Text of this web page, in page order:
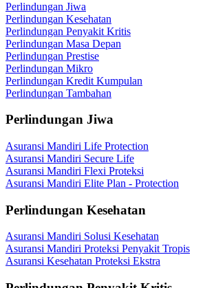
Perlindungan Jiwa
Perlindungan Kesehatan
Perlindungan Penyakit Kritis
Perlindungan Masa Depan
Perlindungan Prestise
Perlindungan Mikro
Perlindungan Kredit Kumpulan
Perlindungan Tambahan
Perlindungan Jiwa
Asuransi Mandiri Life Protection
Asuransi Mandiri Secure Life
Asuransi Mandiri Flexi Proteksi
Asuransi Mandiri Elite Plan - Protection
Perlindungan Kesehatan
Asuransi Mandiri Solusi Kesehatan
Asuransi Mandiri Proteksi Penyakit Tropis
Asuransi Kesehatan Proteksi Ekstra